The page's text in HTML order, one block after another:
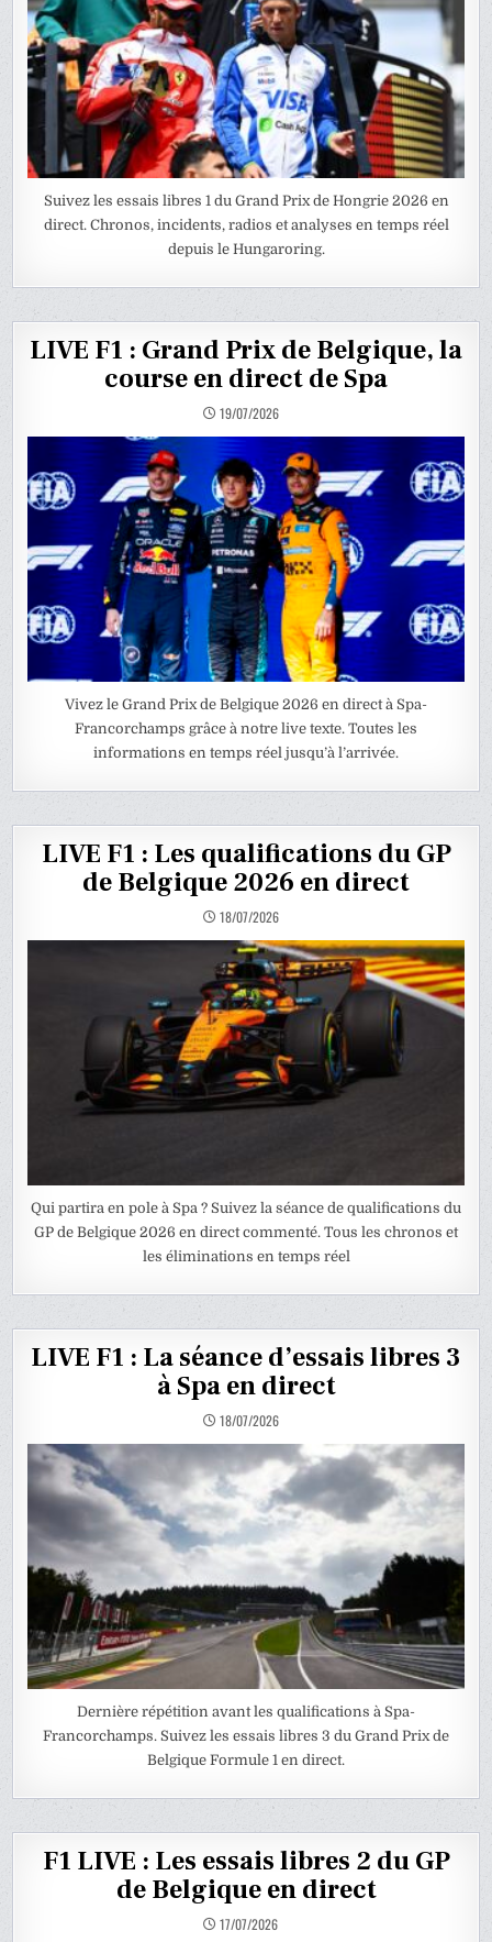
Suivez les essais libres 1 du Grand Prix de Hongrie 2026 en
direct. Chronos, incidents, radios et analyses en temps réel
depuis le Hungaroring.
LIVE F1 : Grand Prix de Belgique, la
course en direct de Spa
19/07/2026
Vivez le Grand Prix de Belgique 2026 en direct à Spa-
Francorchamps grâce à notre live texte. Toutes les
informations en temps réel jusqu’à l’arrivée.
LIVE F1 : Les qualifications du GP
de Belgique 2026 en direct
18/07/2026
Qui partira en pole à Spa ? Suivez la séance de qualifications du
GP de Belgique 2026 en direct commenté. Tous les chronos et
les éliminations en temps réel
LIVE F1 : La séance d’essais libres 3
à Spa en direct
18/07/2026
Dernière répétition avant les qualifications à Spa-
Francorchamps. Suivez les essais libres 3 du Grand Prix de
Belgique Formule 1 en direct.
F1 LIVE : Les essais libres 2 du GP
de Belgique en direct
17/07/2026